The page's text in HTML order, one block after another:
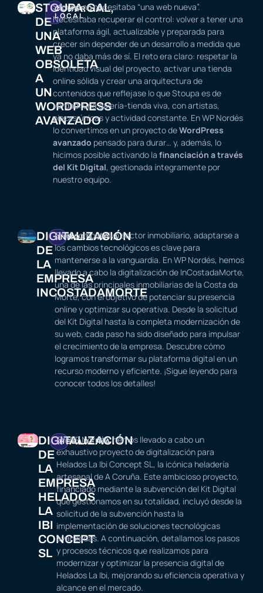
STOUPA.GAL,
DE
UNA
WEB
OBSOLETA
A
UN
WORDPRESS
AVANZADO
COMERCIO
LOCAL
Stoupa no necesitaba “una web nueva”.
Necesitaba recuperar el control: volver a tener una
plataforma ágil, actualizable y preparada para
crecer sin depender de un desarrollo a medida que
ya no daba más de sí. El reto era claro: respetar la
identidad visual del proyecto, activar una tienda
online sólida y crear una arquitectura de
contenidos que reflejase lo que Stoupa es de
verdad: una galería-tienda viva, con artistas,
piezas únicas y actividad constante. En WP Nordés
lo convertimos en un proyecto deWordPress
avanzado pensado para durar… y, además, lo
hicimos posible activando lafinanciación a través
del Kit Digital, gestionada íntegramente por
nuestro equipo.
DIGITALIZACIÓN
DE
LA
EMPRESA
INCOSTADAMORTE
INMOBILIARIA
En el competitivo sector inmobiliario, adaptarse a
los cambios tecnológicos es clave para
mantenerse a la vanguardia. En WP Nordés, hemos
llevado a cabo la digitalización de InCostadaMorte,
una de las principales inmobiliarias de la Costa da
Morte, con el objetivo de potenciar su presencia
online y optimizar su operativa. Desde la solicitud
del Kit Digital hasta la completa modernización de
su web, cada paso ha sido diseñado para impulsar
el crecimiento de la empresa. Descubre cómo
logramos transformar su plataforma digital en un
recurso moderno y eficiente. ¡Sigue leyendo para
conocer todos los detalles!
DIGITALIZACIÓN
DE
LA
EMPRESA
HELADOS
LA
IBI
CONCEPT
SL
HELADERÍA
En WP Nordés, hemos llevado a cabo un
exhaustivo proyecto de digitalización para
Helados La Ibi Concept SL, la icónica heladería
artesanal de A Coruña. Este ambicioso proyecto,
financiado mediante la subvención del Kit Digital
que gestionamos en su totalidad, incluyó desde la
solicitud de la subvención hasta la
implementación de soluciones tecnológicas
avanzadas. A continuación, detallamos los pasos
y procesos técnicos que realizamos para
modernizar y optimizar la presencia digital de
Helados La Ibi, mejorando su eficiencia operativa y
alcance en el mercado.